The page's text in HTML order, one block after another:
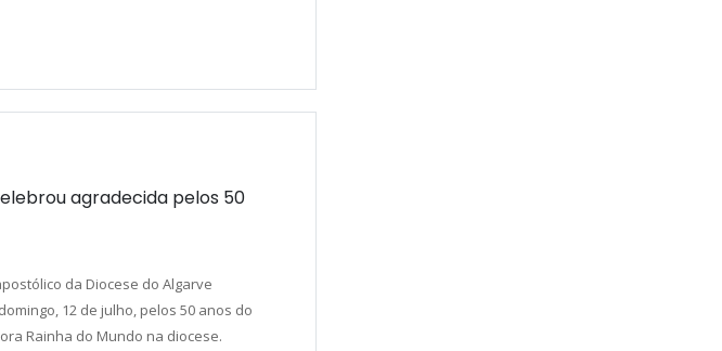
agradecida pelos 50
da Diocese do Algarve
12 de julho, pelos 50 anos do
Rainha do Mundo na diocese.